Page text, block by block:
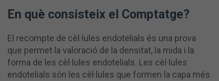
En què consisteix el Comptatge?
El recompte de cèl·lules endotelials és una prova
que permet la valoració de la densitat, la mida i la
forma de les cèl·lules endotelials. Les cèl·lules
endotelials són les cèl·lules que formen la capa més